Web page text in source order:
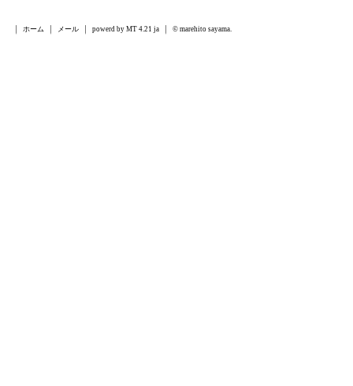
ホーム メール powerd by MT 4.21 ja © marehito sayama.